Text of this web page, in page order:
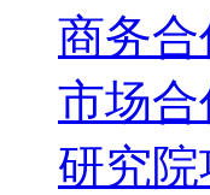
商务合
市场合
研究